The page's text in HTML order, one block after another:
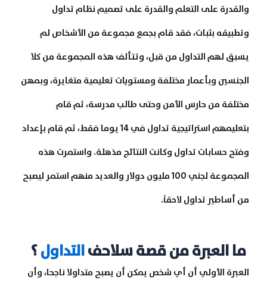
والقدرة على التعلم والقدرة على تصميم نظام تداول
وتطبيقه بثبات، فقد قام بجمع مجموعة من الأشخاص لم
يسبق لهم التداول من قبل، وتتألف هذه المجموعة من كلا
الجنسين وبأعمار مختلفة ومستويات تعليمية متغايرة، وبمهن
مختلفة من حارس الأمن وحتى طالب مدرسة، ثم قام
بتعليمهم استراتيجية تداول في 14 يوما فقط، ثم قام بإعداد
وفتح حسابات تداول وكانت النتائج مذهلة. واستمرت هذه
المجموعة لجني 100 مليون دولار والعديد منهم استمر ليصبح
من أساطير تداول لاحقاً.
ما العبرة من قصة سلاحفالتداول؟
العبرة الأولي أن أي شخص يمكن أن يصبح متداولا ناجحا، وأن